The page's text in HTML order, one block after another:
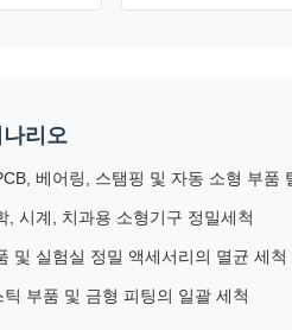
리오
베어링, 스탬핑 및 자동 소형 부품
, 시계, 치과용 소형기구 정밀세척
및 실험실 정밀 액세서리의 멸균 세척
틱 부품 및 금형 피팅의 일괄 세척